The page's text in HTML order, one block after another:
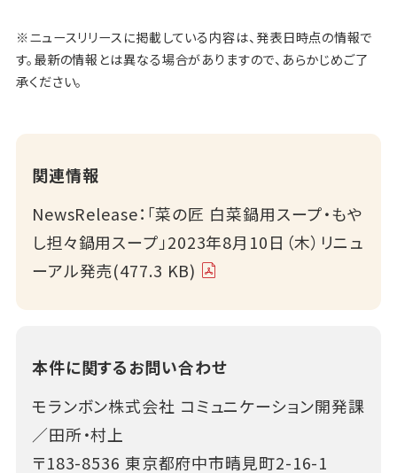
※ニュースリリースに掲載している内容は、発表日時点の情報で
す。最新の情報とは異なる場合がありますので、あらかじめご了
承ください。
関連情報
NewsRelease：「菜の匠 白菜鍋用スープ・もや
し担々鍋用スープ」2023年8月10日（木）リニュ
ーアル発売(477.3 KB)
本件に関するお問い合わせ
モランボン株式会社 コミュニケーション開発課
／田所・村上
〒183-8536 東京都府中市晴見町2-16-1